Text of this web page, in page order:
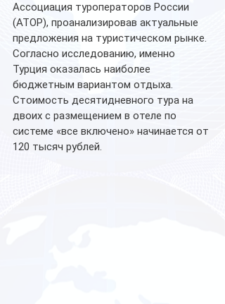
Ассоциация туроператоров России
(АТОР), проанализировав актуальные
предложения на туристическом рынке.
Согласно исследованию, именно
Турция оказалась наиболее
бюджетным вариантом отдыха.
Стоимость десятидневного тура на
двоих с размещением в отеле по
системе «все включено» начинается от
120 тысяч рублей.